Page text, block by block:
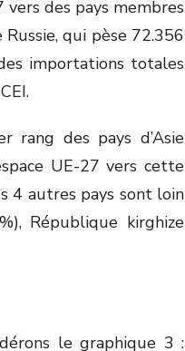
des pays membres
qui pèse 72.356
importations totales
rang des pays d’Asie
UE-27 vers cette
4 autres pays sont loin
République kirghize
le graphique 3 :